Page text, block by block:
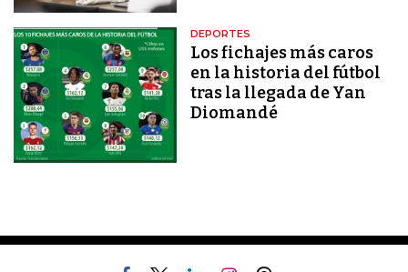
DEPORTES
Los fichajes más caros
en la historia del fútbol
tras la llegada de Yan
Diomandé